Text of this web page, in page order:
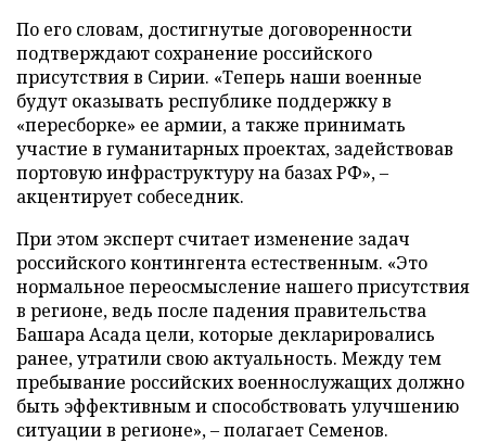
По его словам, достигнутые договоренности
подтверждают сохранение российского
присутствия в Сирии. «Теперь наши военные
будут оказывать республике поддержку в
«пересборке» ее армии, а также принимать
участие в гуманитарных проектах, задействовав
портовую инфраструктуру на базах РФ», –
акцентирует собеседник.
При этом эксперт считает изменение задач
российского контингента естественным. «Это
нормальное переосмысление нашего присутствия
в регионе, ведь после падения правительства
Башара Асада цели, которые декларировались
ранее, утратили свою актуальность. Между тем
пребывание российских военнослужащих должно
быть эффективным и способствовать улучшению
ситуации в регионе», – полагает Семенов.